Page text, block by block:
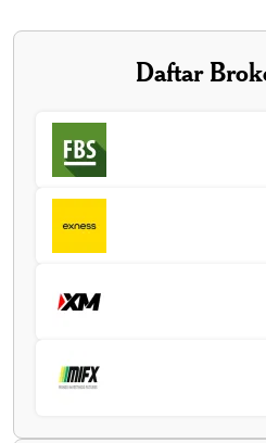
Daftar